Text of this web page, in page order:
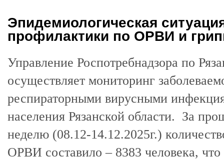
Эпидемиологическая
профилактики по ОРВИ и
Управление Роспотребнадзора по
осуществляет мониторинг
респираторными вирусными
населения Рязанской области. За
неделю (08.12-14.12.2025г.)
ОРВИ составило – 8383 человека,